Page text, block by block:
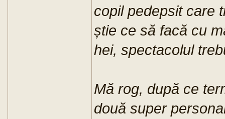
copil pedepsit care
știe ce să facă cu
hei, spectacolul
Mă rog, după ce
două super